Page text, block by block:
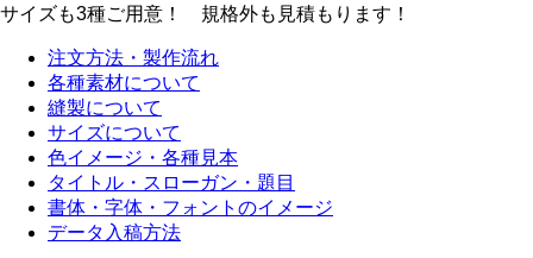
サイズも3種ご用意！ 規格外も見積もります！
注文方法・製作流れ
各種素材について
縫製について
サイズについて
色イメージ・各種見本
タイトル・スローガン・題目
書体・字体・フォントのイメージ
データ入稿方法